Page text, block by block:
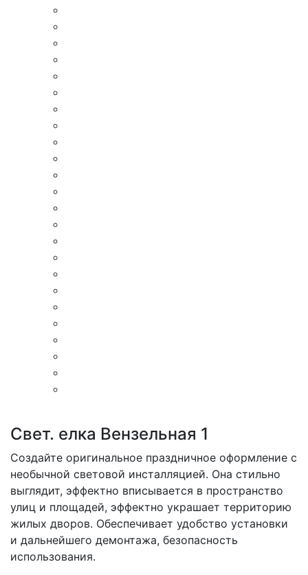
Свет. елка Вензельная 1
Создайте оригинальное праздничное оформление с
необычной световой инсталляцией. Она стильно
выглядит, эффектно вписывается в пространство
улиц и площадей, эффектно украшает территорию
жилых дворов. Обеспечивает удобство установки
и дальнейшего демонтажа, безопасность
использования.